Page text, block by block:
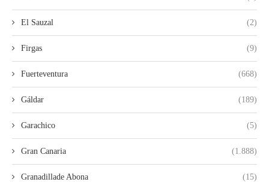
El Sauzal (2)
Firgas (9)
Fuerteventura (668)
Gáldar (189)
Garachico (5)
Gran Canaria (1.888)
Granadillade Abona (15)